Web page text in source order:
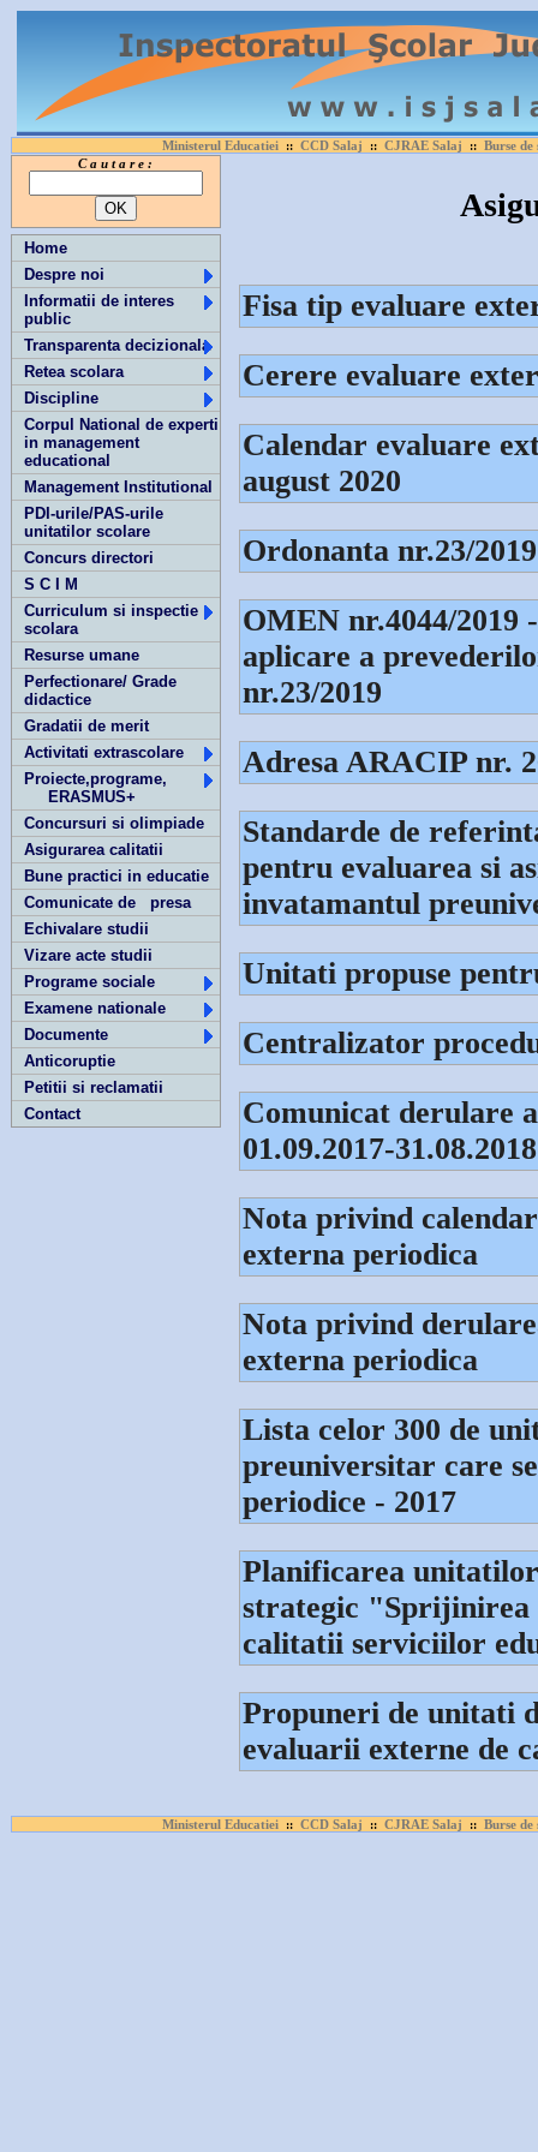
Ministerul Educatiei :: CCD Salaj :: CJRAE Salaj :: Burse
C a u t a r e :
Home
Despre noi
Informatii de interes
public
Transparenta decizionala
Retea scolara
Discipline
Corpul National de experti
in management
educational
Management Institutional
PDI-urile/PAS-urile
unitatilor scolare
Concurs directori
S C I M
Curriculum si inspectie
scolara
Resurse umane
Perfectionare/ Grade
didactice
Gradatii de merit
Activitati extrascolare
Proiecte,programe,
ERASMUS+
Concursuri si olimpiade
Asigurarea calitatii
Bune practici in educatie
Comunicate de presa
Echivalare studii
Vizare acte studii
Programe sociale
Examene nationale
Documente
Anticoruptie
Petitii si reclamatii
Contact
Fisa tip evaluare
Cerere evaluare
Calendar evaluare
august 2020
Ordonanta nr.23/2019
OMEN nr.4044/2019
aplicare a
nr.23/2019
Adresa ARACIP nr.
Standarde de
pentru evaluarea si
invatamantul
Unitati propuse
Centralizator
Comunicat derulare
01.09.2017-31.08.2018
Nota privind
externa periodica
Nota privind
externa periodica
Lista celor 300 de
preuniversitar care
periodice - 2017
Planificarea
strategic "Sprijinirea
calitatii serviciilor
Propuneri de unitati
evaluarii externe de
Ministerul Educatiei :: CCD Salaj :: CJRAE Salaj :: Burse